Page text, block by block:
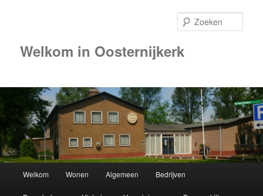
Welkom in Oosternijkerk
Spring
Welkom Wonen Algemeen Bedrijven